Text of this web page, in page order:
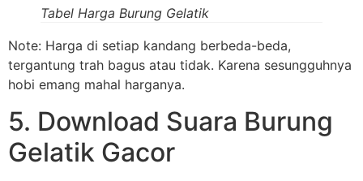
Tabel Harga Burung Gelatik
Note: Harga di setiap kandang berbeda-beda,
tergantung trah bagus atau tidak. Karena sesungguhnya
hobi emang mahal harganya.
5. Download Suara Burung
Gelatik Gacor